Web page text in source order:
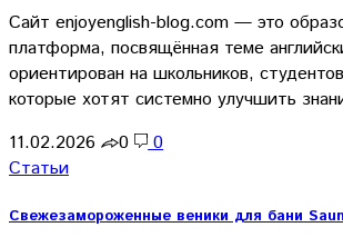
Сайт enjoyenglish-blog.com — это
платформа, посвящённая теме
ориентирован на школьников,
которые хотят системно улучшить
11.02.2026
0
0
Статьи
Свежезамороженные веники для бани